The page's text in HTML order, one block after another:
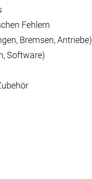
Fehlern
Bremsen, Antriebe)
Software)